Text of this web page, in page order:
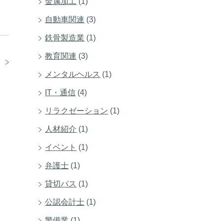
自動車関連 (3)
鉄骨製造業 (1)
教育関連 (3)
メンタルヘルス (1)
IT・通信 (4)
リラクゼーション (1)
人材紹介 (1)
イベント (1)
弁護士 (1)
貸切バス (1)
公認会計士 (1)